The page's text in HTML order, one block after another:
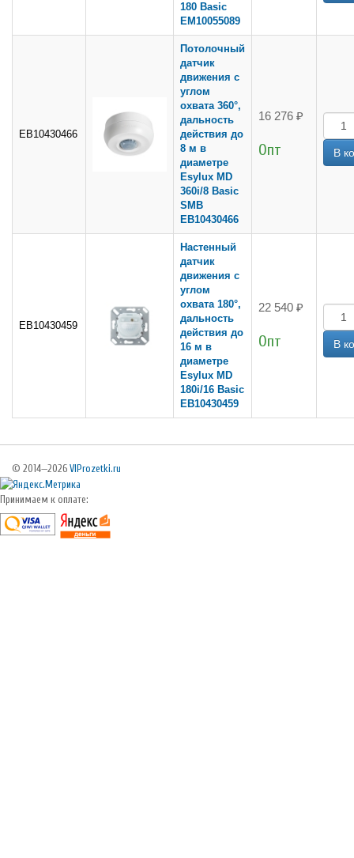
180 Basic
EM10055089
EB10430466
Потолочный
датчик
движения с
углом
охвата 360°,
дальность
действия до
8 м в
диаметре
Esylux MD
360i/8 Basic
SMB
EB10430466
16 276 ₽
Опт
EB10430459
Настенный
датчик
движения с
углом
охвата 180°,
дальность
действия до
16 м в
диаметре
Esylux MD
180i/16 Basic
EB10430459
22 540 ₽
Опт
© 2014—2026 VIProzetki.ru
Принимаем к оплате: